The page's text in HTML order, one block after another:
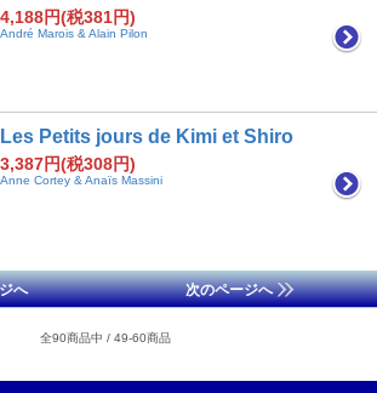
4,188円(税381円)
André Marois & Alain Pilon
Les Petits jours de Kimi et Shiro
3,387円(税308円)
Anne Cortey & Anaïs Massini
へ 次のページへ
全90商品中 / 49-60商品